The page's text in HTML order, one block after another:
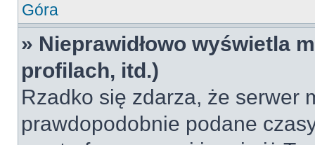
Góra
» Nieprawidłowo wyświetla
profilach, itd.)
Rzadko się zdarza, że serwer
prawdopodobnie podane